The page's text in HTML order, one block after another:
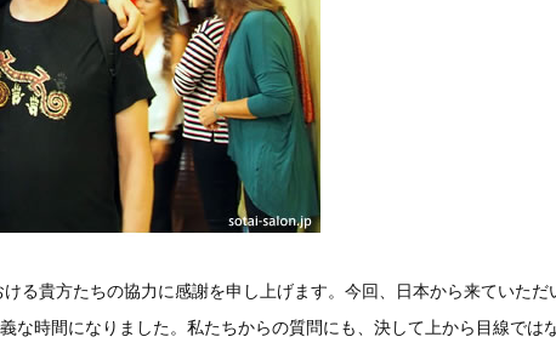
る貴方たちの協力に感謝を申し上げます。今回、日本から来ていただ
な時間になりました。私たちからの質問にも、決して上から目線では